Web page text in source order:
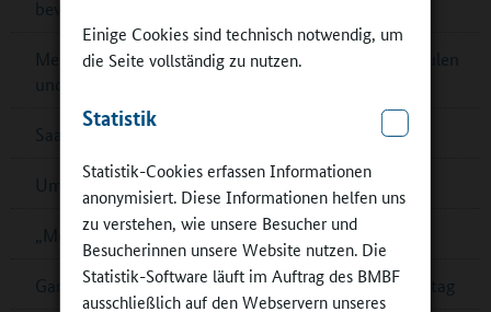
Einige Cookies sind technisch notwendig, um
die Seite vollständig zu nutzen.
Statistik
Statistik-Cookies erfassen Informationen
anonymisiert. Diese Informationen helfen uns
zu verstehen, wie unsere Besucher und
Besucherinnen unsere Website nutzen. Die
Statistik-Software läuft im Auftrag des BMBF
ausschließlich auf den Webservern unseres
bewerben!
Mecklenburg-Vorpommern: Kontaktbörsen für Schulen
und Partner
Saarländischer Ernährungspreis – jetzt bewerben!
Umfrage zur Schulverpflegung in Cottbus
„Mein Bildungsraum“ in Ganztagsschulen
Ganztagsschulverband: Demokratiebildung im Ganztag